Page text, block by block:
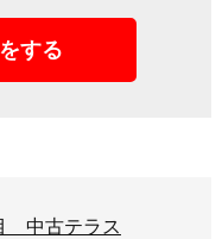
する
中古テラス